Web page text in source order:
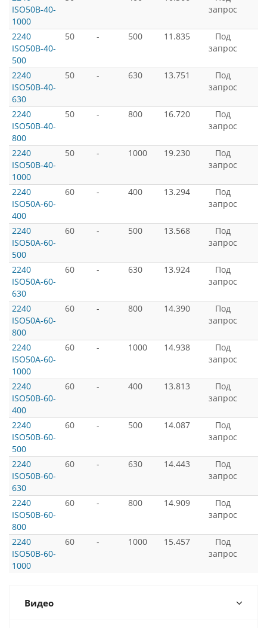
ISO50B-40-
1000
запрос
2240
ISO50B-40-
500
50 - 500 11.835
Под
запрос
2240
ISO50B-40-
630
50 - 630 13.751
Под
запрос
2240
ISO50B-40-
800
50 - 800 16.720
Под
запрос
2240
ISO50B-40-
1000
50 - 1000 19.230
Под
запрос
2240
ISO50A-60-
400
60 - 400 13.294
Под
запрос
2240
ISO50A-60-
500
60 - 500 13.568
Под
запрос
2240
ISO50A-60-
630
60 - 630 13.924
Под
запрос
2240
ISO50A-60-
800
60 - 800 14.390
Под
запрос
2240
ISO50A-60-
1000
60 - 1000 14.938
Под
запрос
2240
ISO50B-60-
400
60 - 400 13.813
Под
запрос
2240
ISO50B-60-
500
60 - 500 14.087
Под
запрос
2240
ISO50B-60-
630
60 - 630 14.443
Под
запрос
2240
ISO50B-60-
800
60 - 800 14.909
Под
запрос
2240
ISO50B-60-
1000
60 - 1000 15.457
Под
запрос
Видео